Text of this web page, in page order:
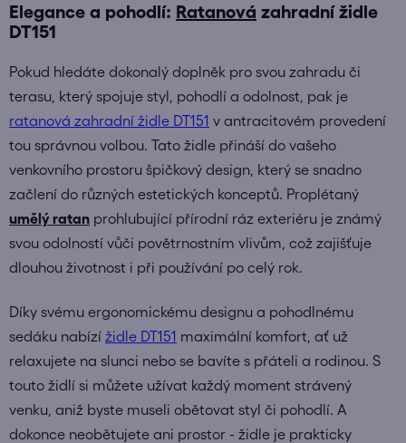
Elegance a pohodlí: Ratanová zahradní židle
DT151
Pokud hledáte dokonalý doplněk pro svou zahradu či
terasu, který spojuje styl, pohodlí a odolnost, pak je
ratanová zahradní židle DT151 v antracitovém provedení
tou správnou volbou. Tato židle přináší do vašeho
venkovního prostoru špičkový design, který se snadno
začlení do různých estetických konceptů. Proplétaný
umělý ratan prohlubující přírodní ráz exteriéru je známý
svou odolností vůči povětrnostním vlivům, což zajišťuje
dlouhou životnost i při používání po celý rok.
Díky svému ergonomickému designu a pohodlnému
sedáku nabízí židle DT151 maximální komfort, ať už
relaxujete na slunci nebo se bavíte s přáteli a rodinou. S
touto židlí si můžete užívat každý moment strávený
venku, aniž byste museli obětovat styl či pohodlí. A
dokonce neobětujete ani prostor - židle je prakticky